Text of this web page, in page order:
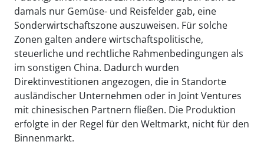
damals nur Gemüse- und Reisfelder gab, eine
Sonderwirtschaftszone auszuweisen. Für solche
Zonen galten andere wirtschaftspolitische,
steuerliche und rechtliche Rahmenbedingungen als
im sonstigen China. Dadurch wurden
Direktinvestitionen angezogen, die in Standorte
ausländischer Unternehmen oder in Joint Ventures
mit chinesischen Partnern fließen. Die Produktion
erfolgte in der Regel für den Weltmarkt, nicht für den
Binnenmarkt.